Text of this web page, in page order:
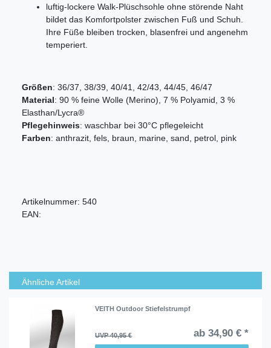
luftig-lockere Walk-Plüschsohle ohne störende Naht
bildet das Komfortpolster zwischen Fuß und Schuh.
Ihre Füße bleiben trocken, blasenfrei und angenehm
temperiert.
Größen: 36/37, 38/39, 40/41, 42/43, 44/45, 46/47
Material: 90 % feine Wolle (Merino), 7 % Polyamid, 3 %
Elasthan/Lycra®
Pflegehinweis: waschbar bei 30°C pflegeleicht
Farben: anthrazit, fels, braun, marine, sand, petrol, pink
Artikelnummer: 540
EAN:
Ähnliche Artikel
VEITH Outdoor Stiefelstrumpf
UVP 40,95 € ab 34,90 € *